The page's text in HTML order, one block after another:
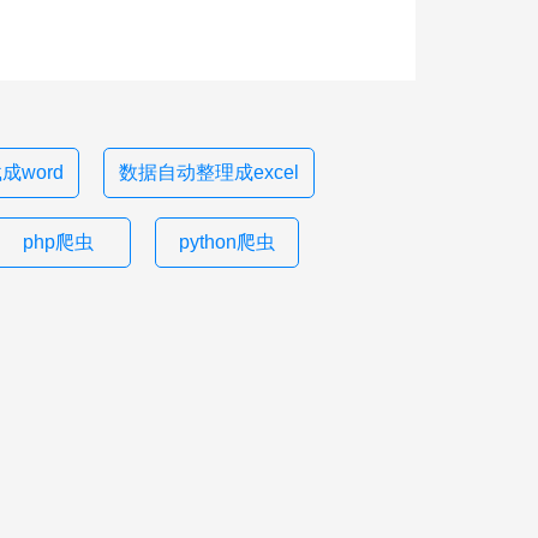
word 数据自动整理成excel
php爬虫 python爬虫